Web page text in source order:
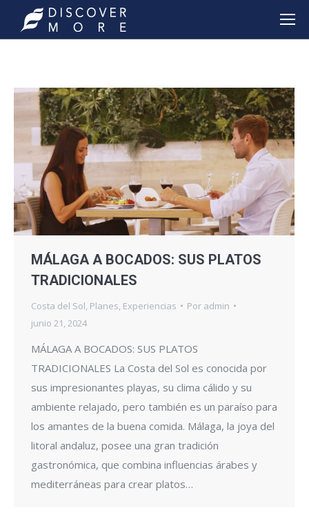
MÁLAGA A BOCADOS: SUS PLATOS
TRADICIONALES
Costa del Sol Planes Experiencias Por admin
junio 21, 2024
MÁLAGA A BOCADOS: SUS PLATOS
TRADICIONALES La Costa del Sol es conocida por
sus impresionantes playas, su clima cálido y su
ambiente relajado, pero también es un paraíso para
los amantes de la buena comida. Málaga, la joya del
litoral andaluz, posee una gran tradición
gastronómica, que combina influencias árabes y
mediterráneas para crear platos…